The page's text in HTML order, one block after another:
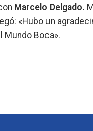
Marcelo Delgado.
«Hubo un
Mundo Boca».